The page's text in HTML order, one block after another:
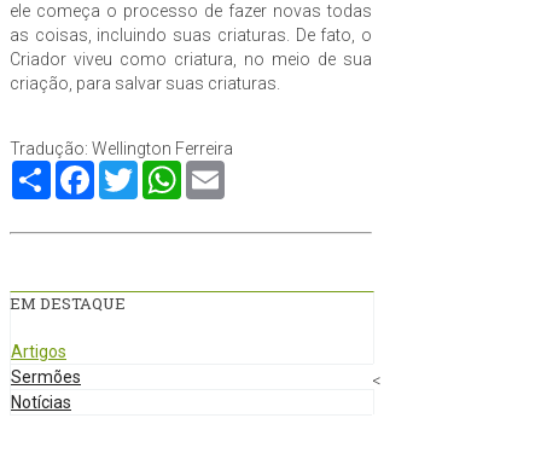
ele começa o processo de fazer novas todas
as coisas, incluindo suas criaturas. De fato, o
Criador viveu como criatura, no meio de sua
criação, para salvar suas criaturas.
Tradução: Wellington Ferreira
Compartilhe
Facebook
TwitterWhatsApp
EM DESTAQUE
Artigos
Sermões
Notícias
<